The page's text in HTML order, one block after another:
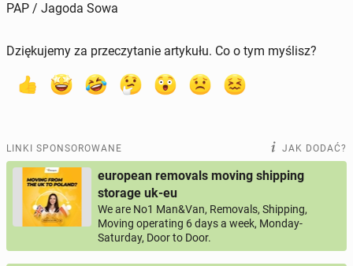
PAP / Jagoda Sowa
Dziękujemy za przeczytanie artykułu. Co o tym myślisz?
LINKI SPONSOROWANE JAK DODAĆ?
european removals moving shipping
storage uk-eu
We are No1 Man&Van, Removals, Shipping,
Moving operating 6 days a week, Monday-
Saturday, Door to Door.